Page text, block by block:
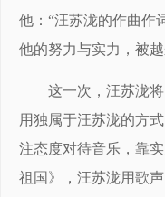
他：“汪苏泷的作曲作
他的努力与实力，被
这一次，汪苏泷
用独属于汪苏泷的方
注态度对待音乐，靠
祖国》，汪苏泷用歌